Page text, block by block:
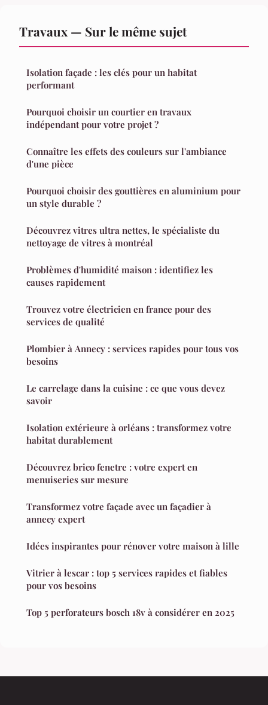
Travaux — Sur le même sujet
Isolation façade : les clés pour un habitat
performant
Pourquoi choisir un courtier en travaux
indépendant pour votre projet ?
Connaître les effets des couleurs sur l'ambiance
d'une pièce
Pourquoi choisir des gouttières en aluminium pour
un style durable ?
Découvrez vitres ultra nettes, le spécialiste du
nettoyage de vitres à montréal
Problèmes d'humidité maison : identifiez les
causes rapidement
Trouvez votre électricien en france pour des
services de qualité
Plombier à Annecy : services rapides pour tous vos
besoins
Le carrelage dans la cuisine : ce que vous devez
savoir
Isolation extérieure à orléans : transformez votre
habitat durablement
Découvrez brico fenetre : votre expert en
menuiseries sur mesure
Transformez votre façade avec un façadier à
annecy expert
Idées inspirantes pour rénover votre maison à lille
Vitrier à lescar : top 5 services rapides et fiables
pour vos besoins
Top 5 perforateurs bosch 18v à considérer en 2025